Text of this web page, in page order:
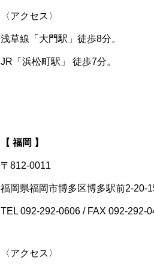
〈アクセス〉
浅草線「大門駅」徒歩8分。
JR「浜松町駅」 徒歩7分。
【 福岡 】
〒812-0011
福岡県福岡市博多区博多駅前2-20-
TEL 092-292-0606 / FAX 092-292-
〈アクセス〉